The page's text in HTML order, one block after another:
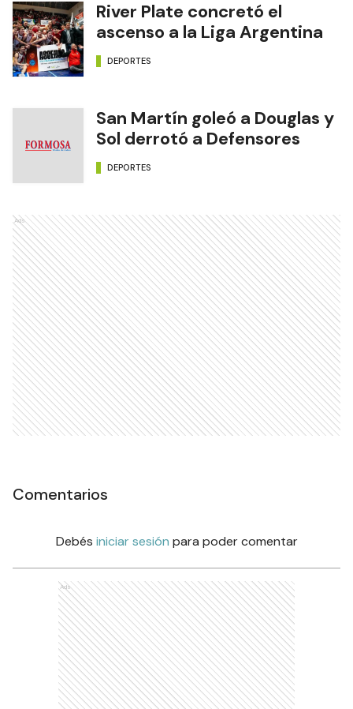
River Plate concretó el
ascenso a la Liga Argentina
DEPORTES
San Martín goleó a Douglas y
Sol derrotó a Defensores
DEPORTES
Ads
Comentarios
Debés iniciar sesión para poder comentar
Ads